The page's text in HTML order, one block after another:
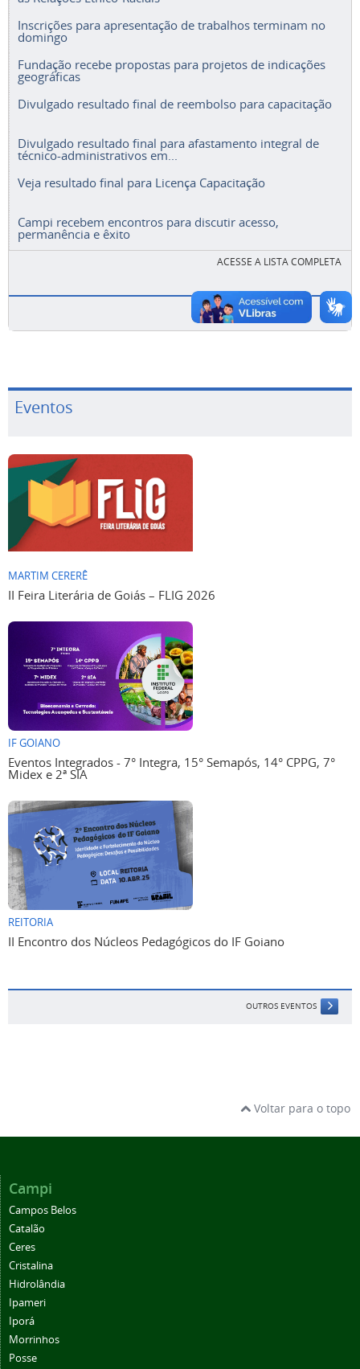
Inscrições para apresentação de trabalhos terminam no
domingo
Fundação recebe propostas para projetos de indicações
geográficas
Divulgado resultado final de reembolso para capacitação
Divulgado resultado final para afastamento integral de
técnico-administrativos em...
Veja resultado final para Licença Capacitação
Campi recebem encontros para discutir acesso,
permanência e êxito
ACESSE A LISTA COMPLETA
Eventos
MARTIM CERERÊ
II Feira Literária de Goiás – FLIG 2026
IF GOIANO
Eventos Integrados - 7° Integra, 15° Semapós, 14° CPPG, 7°
Midex e 2ª SIA
REITORIA
II Encontro dos Núcleos Pedagógicos do IF Goiano
OUTROS EVENTOS
Voltar para o topo
Campi
Campos Belos
Catalão
Ceres
Cristalina
Hidrolândia
Ipameri
Iporá
Morrinhos
Posse